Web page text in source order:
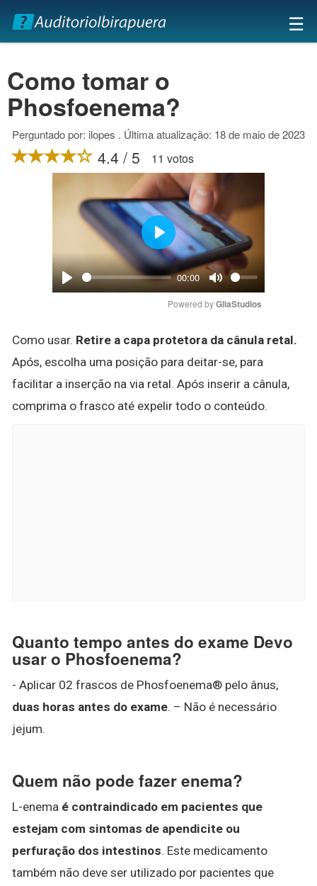
×
☰
Como tomar o
Phosfoenema?
Perguntado por: ilopes . Última atualização: 18 de maio de 2023
4.4 / 5 11 votos
Play
00:00
Mute
Play
Powered by GliaStudios
Como usar. Retire a capa protetora da cânula retal.
Após, escolha uma posição para deitar-se, para
facilitar a inserção na via retal. Após inserir a cânula,
comprima o frasco até expelir todo o conteúdo.
Quanto tempo antes do exame Devo
usar o Phosfoenema?
- Aplicar 02 frascos de Phosfoenema® pelo ânus,
duas horas antes do exame. – Não é necessário
jejum.
Quem não pode fazer enema?
L-enema é contraindicado em pacientes que
estejam com sintomas de apendicite ou
perfuração dos intestinos. Este medicamento
também não deve ser utilizado por pacientes que